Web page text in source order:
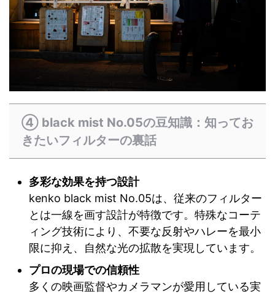
④ black mist No.05の豆知識：知ってお
きたいフィルターの裏話
多彩な効果を持つ設計
kenko black mist No.05は、従来のフィルター
とは一線を画す設計が特徴です。特殊なコーテ
ィング技術により、不要な反射やハレーを最小
限に抑え、自然な光の拡散を実現しています。
プロの現場での信頼性
多くの映画監督やカメラマンが愛用している実